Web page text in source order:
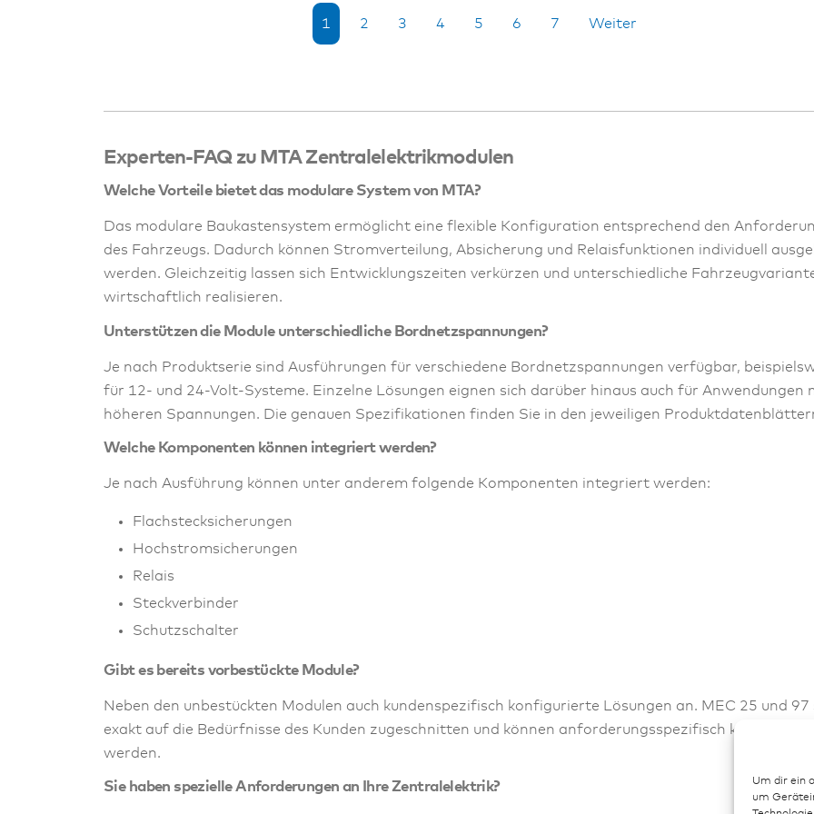
Um dir ein
um
1 2 3 4 5 6 7 Weiter
Experten-FAQ zu MTA Zentralelektrikmodulen
Welche Vorteile bietet das modulare System von MTA?
Das modulare Baukastensystem ermöglicht eine flexible Konfiguration entsprechend den
des Fahrzeugs. Dadurch können Stromverteilung, Absicherung und Relaisfunktionen individuell
werden. Gleichzeitig lassen sich Entwicklungszeiten verkürzen und unterschiedliche
wirtschaftlich realisieren.
Unterstützen die Module unterschiedliche Bordnetzspannungen?
Je nach Produktserie sind Ausführungen für verschiedene Bordnetzspannungen verfügbar,
für 12- und 24-Volt-Systeme. Einzelne Lösungen eignen sich darüber hinaus auch für Anwendungen
höheren Spannungen. Die genauen Spezifikationen finden Sie in den jeweiligen
Welche Komponenten können integriert werden?
Je nach Ausführung können unter anderem folgende Komponenten integriert werden:
Flachstecksicherungen
Hochstromsicherungen
Relais
Steckverbinder
Schutzschalter
Gibt es bereits vorbestückte Module?
Neben den unbestückten Modulen auch kundenspezifisch konfigurierte Lösungen an. MEC 25 und 97
exakt auf die Bedürfnisse des Kunden zugeschnitten und können anforderungsspezifisch konfiguriert
werden.
Sie haben spezielle Anforderungen an Ihre Zentralelektrik?